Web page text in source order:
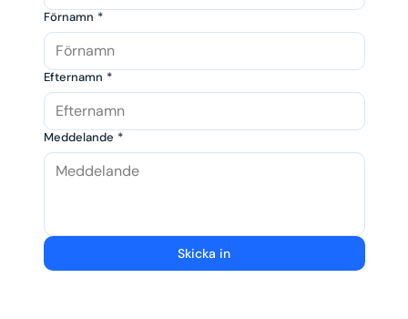
Förnamn *
Efternamn *
Meddelande *
Skicka in